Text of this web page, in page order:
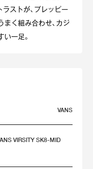
ストが、プレッピー
まく組み合わせ、カジ
一足。
VANS
VIRSITY SK8-MID